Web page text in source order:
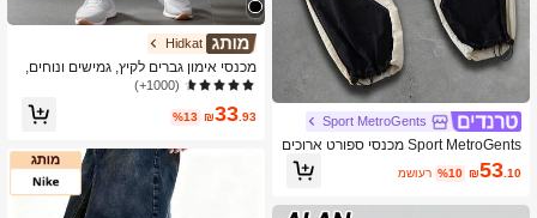
Sport MetroGents
Sport MetroGents מכנסי ספורט ארוכים
גברים קז'ואל מינימליסטיים עם בלוקים ש
ל צבע, למכון כושר
₪53.10
%10 משוער
Hidkat
מכנסי אימון גברים לקיץ, גמישים ונוחים,
עם כיס רוכסן, מותן מתכווננת, למראה יומ
ם אור
(1000+)
₪33.93
%13